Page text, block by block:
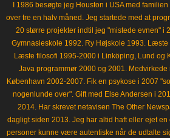
I 1986 besøgte jeg Houston i USA med
over tre en halv måned. Jeg startede med at
20 større projekter indtil jeg "mistede evnen" i
Gymnasieskole 1992. Ry Højskole 1993.
Læste filosofi 1995-2000 i Linköping, Lund og
Java programmør 2000 og 2001.
København 2002-2007. Fik en psykose i 2007
nogenlunde over". Gift med Else Andersen i
2014. Har skrevet netavisen The Other
dagligt siden 2013. Jeg har altid haft eller ejet
personer kunne være autentiske når de udtalte